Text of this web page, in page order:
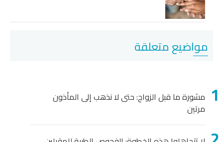
مواضيع متعلقة
مشورة ما قبل الزواج: حتى لا نذهب إلى المأذون
مرتين